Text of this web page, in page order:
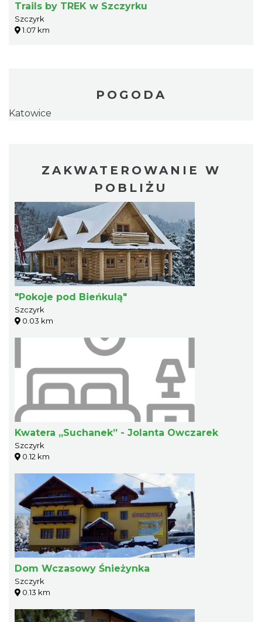
Trails by TREK w Szczyrku
Szczyrk
1.07 km
POGODA
Katowice
ZAKWATEROWANIE W
POBLIŻU
"Pokoje pod Bieńkulą"
Szczyrk
0.03 km
Kwatera „Suchanek” - Jolanta Owczarek
Szczyrk
0.12 km
Dom Wczasowy Śnieżynka
Szczyrk
0.13 km